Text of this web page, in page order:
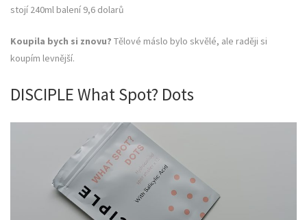
stojí 240ml balení 9,6 dolarů
Koupila bych si znovu? Tělové máslo bylo skvělé, ale raději si
koupím levnější.
DISCIPLE What Spot? Dots